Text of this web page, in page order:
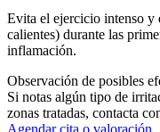
Evita el ejercicio intenso y
calientes) durante las
inflamación.
Observación de posibles
Si notas algún tipo de
zonas tratadas, contacta
Agendar cita o valoración